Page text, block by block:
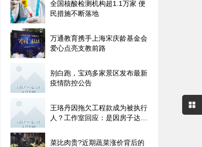
全国核酸检测机构超1.1万家 便
民措施不断落地
万通教育携手上海宋庆龄基金会
爱心点亮支教前路
别白跑，宝鸡多家景区发布最新
疫情防控公告
王珞丹因拖欠工程款成为被执行
人？工作室回应：是因房子达不
菜比肉贵?近期蔬菜涨价背后的